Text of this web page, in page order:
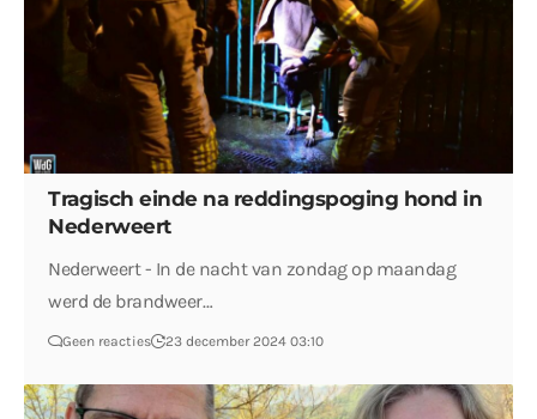
Tragisch einde na reddingspoging hond in
Nederweert
Nederweert - In de nacht van zondag op maandag
werd de brandweer…
Geen reacties 23 december 2024 03:10